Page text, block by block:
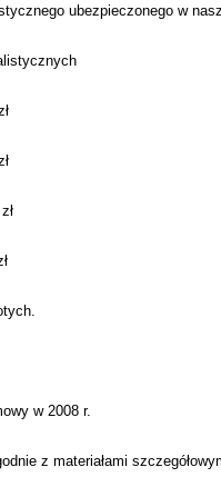
ubezpieczonego w
w 2008 r.
z materiałami